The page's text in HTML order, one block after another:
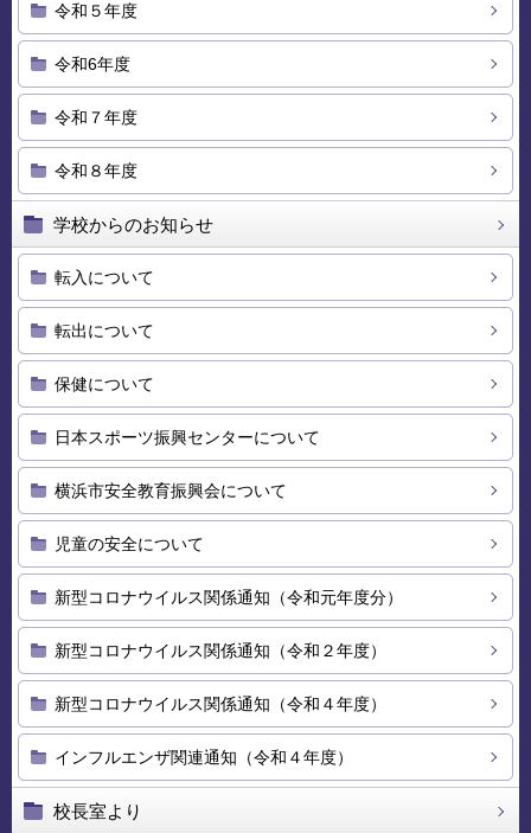
令和５年度
令和6年度
令和７年度
令和８年度
学校からのお知らせ
転入について
転出について
保健について
日本スポーツ振興センターについて
横浜市安全教育振興会について
児童の安全について
新型コロナウイルス関係通知（令和元年度分）
新型コロナウイルス関係通知（令和２年度）
新型コロナウイルス関係通知（令和４年度）
インフルエンザ関連通知（令和４年度）
校長室より